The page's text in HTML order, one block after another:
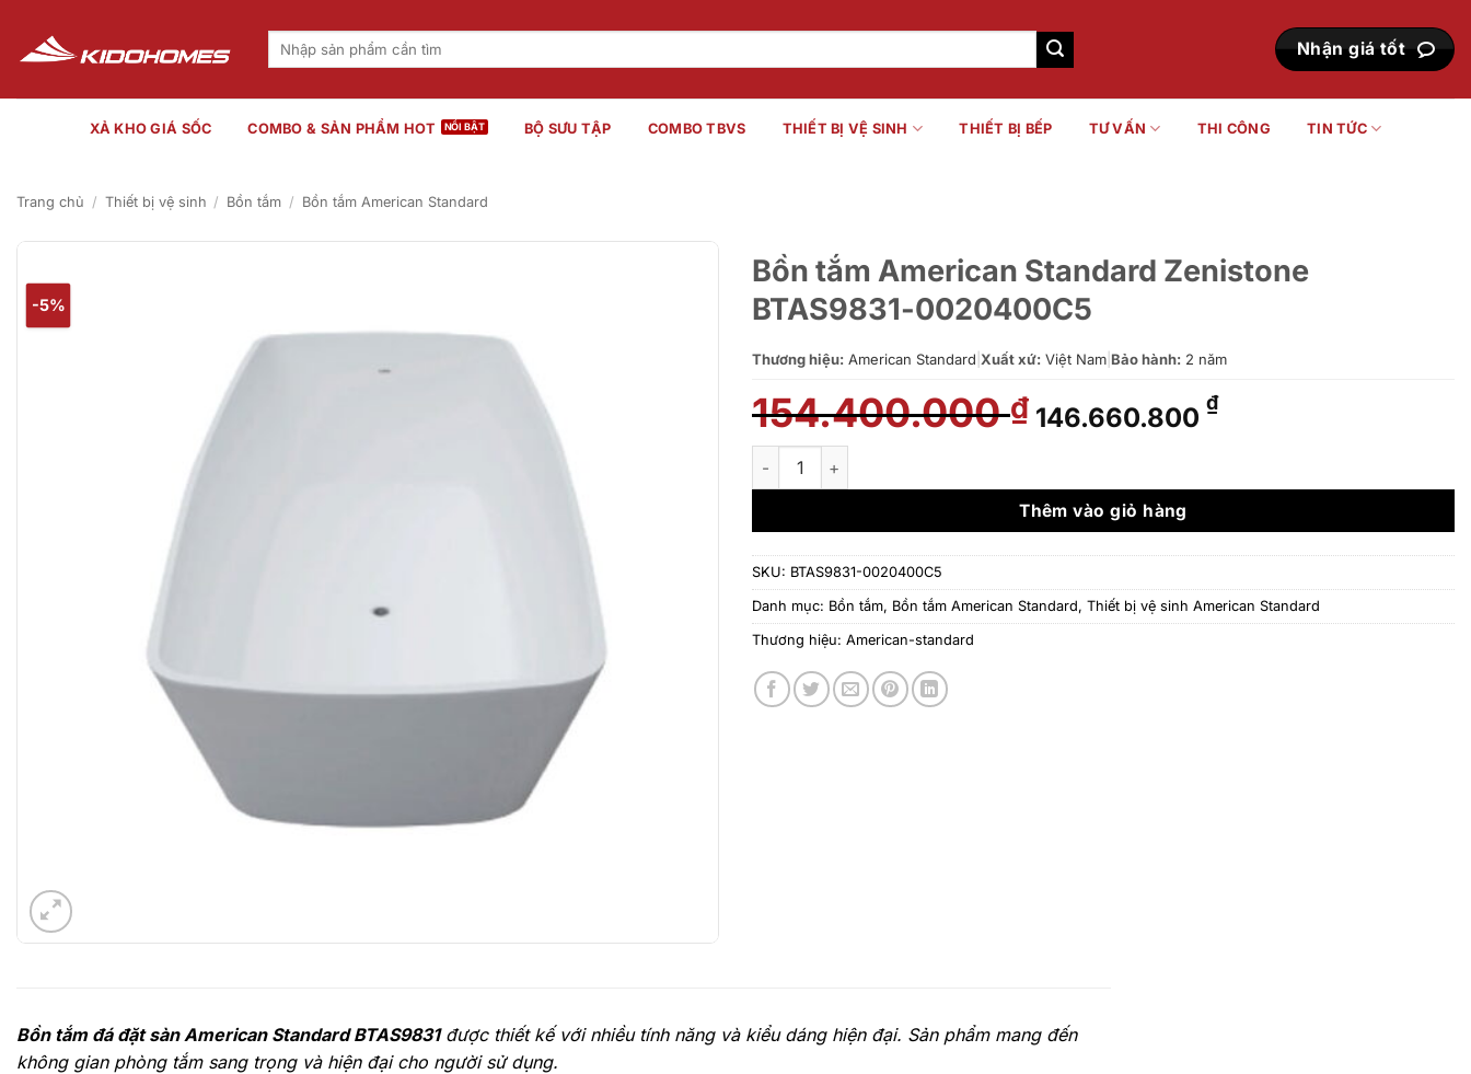
nội
dung
Tìm
Nhận giá tốt
XẢ KHO GIÁ SỐC COMBO & SẢN PHẨM HOT BỘ SƯU TẬP COMBO TBVS THIẾT BỊ VỆ SINH THIẾT BỊ BẾP TƯ VẤN THI CÔNG TIN TỨC
Trang chủ / Thiết bị vệ sinh / Bồn tắm / Bồn tắm American Standard
-5%
Bồn tắm American Standard Zenistone
BTAS9831-0020400C5
Thương hiệu: American Standard Xuất xứ: Việt Nam Bảo hành: 2 năm
154.400.000₫ Giá
gốc
154.400.000 ₫.
146.660.800 ₫Giá
là:
Bồn tắm American Standard Zenistone BTAS9831-0020400C5 số lượng
Thêm vào giỏ hàng
SKU: BTAS9831-0020400C5
Danh mục: Bồn tắm, Bồn tắm American Standard, Thiết bị vệ sinh American Standard
Thương hiệu: American-standard
Bồn tắm đá đặt sàn American Standard BTAS9831được thiết kế với nhiều tính năng và kiểu dáng hiện đại. Sản phẩm mang đến
không gian phòng tắm sang trọng và hiện đại cho người sử dụng.